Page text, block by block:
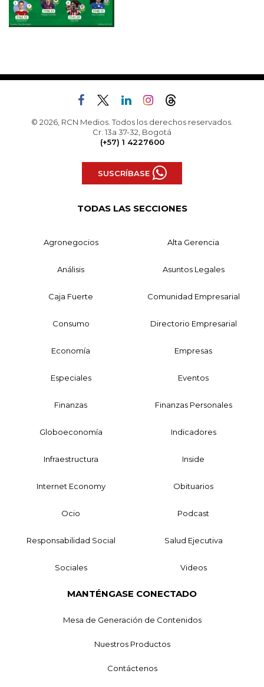
© 2026, RCN Medios. Todos los derechos reservados.
Cr. 13a 37-32, Bogotá
(+57) 1 4227600
SUSCRÍBASE
TODAS LAS SECCIONES
Agronegocios Alta Gerencia
Análisis Asuntos Legales
Caja Fuerte Comunidad Empresarial
Consumo Directorio Empresarial
Economía Empresas
Especiales Eventos
Finanzas Finanzas Personales
Globoeconomía Indicadores
Infraestructura Inside
Internet Economy Obituarios
Ocio Podcast
Responsabilidad Social Salud Ejecutiva
Sociales Videos
MANTÉNGASE CONECTADO
Mesa de Generación de Contenidos
Nuestros Productos
Contáctenos